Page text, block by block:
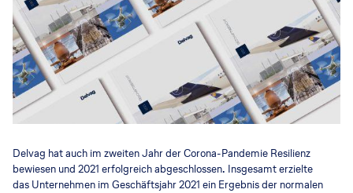
Delvag hat auch im zweiten Jahr der Corona-Pandemie Resilienz
bewiesen und 2021 erfolgreich abgeschlossen. Insgesamt erzielte
das Unternehmen im Geschäftsjahr 2021 ein Ergebnis der normalen